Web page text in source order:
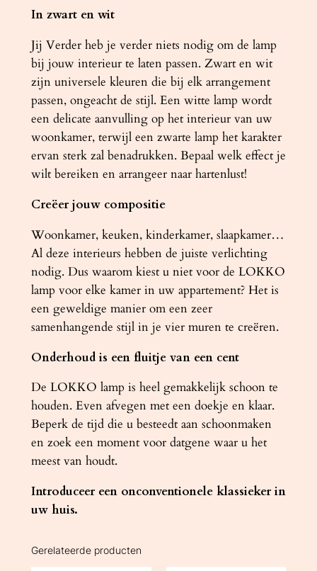
In zwart en wit
Jij Verder heb je verder niets nodig om de lamp
bij jouw interieur te laten passen. Zwart en wit
zijn universele kleuren die bij elk arrangement
passen, ongeacht de stijl. Een witte lamp wordt
een delicate aanvulling op het interieur van uw
woonkamer, terwijl een zwarte lamp het karakter
ervan sterk zal benadrukken. Bepaal welk effect je
wilt bereiken en arrangeer naar hartenlust!
Creëer jouw compositie
Woonkamer, keuken, kinderkamer, slaapkamer…
Al deze interieurs hebben de juiste verlichting
nodig. Dus waarom kiest u niet voor de LOKKO
lamp voor elke kamer in uw appartement? Het is
een geweldige manier om een ​​zeer
samenhangende stijl in je vier muren te creëren.
Onderhoud is een fluitje van een cent
De LOKKO lamp is heel gemakkelijk schoon te
houden. Even afvegen met een doekje en klaar.
Beperk de tijd die u besteedt aan schoonmaken
en zoek een moment voor datgene waar u het
meest van houdt.
Introduceer een onconventionele klassieker in
uw huis.
Gerelateerde producten